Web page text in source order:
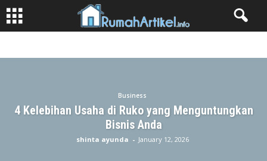
BUSINESS
FASHION GAME HIBURAN
INDUSTRI
TIPS & TRICK
Business
4 Kelebihan Usaha di Ruko yang Menguntungkan
Bisnis Anda
shinta ayunda - January 12, 2026